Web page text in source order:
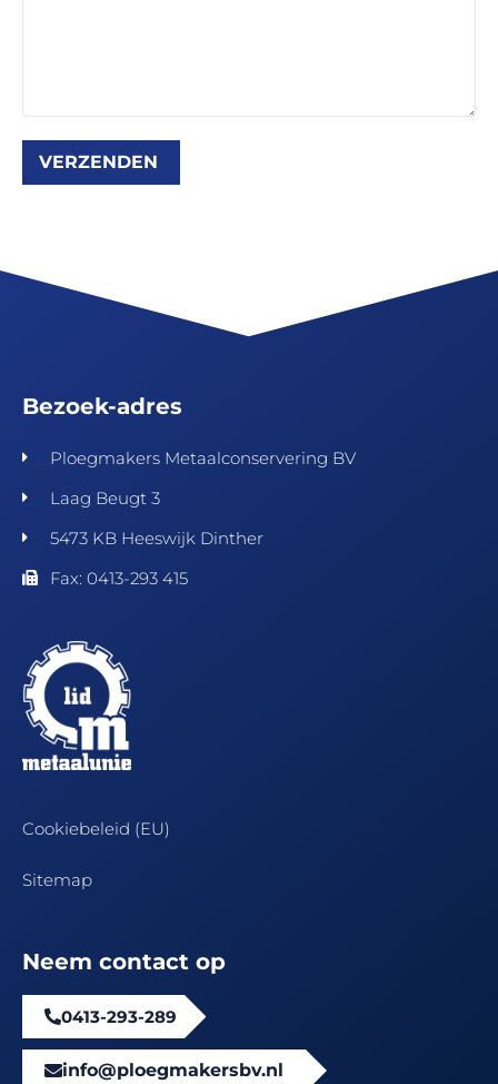
Bezoek-adres
Ploegmakers Metaalconservering BV
Laag Beugt 3
5473 KB Heeswijk Dinther
Fax: 0413-293 415
Cookiebeleid (EU)
Sitemap
Neem contact op
0413-293-289
info@ploegmakersbv.nl